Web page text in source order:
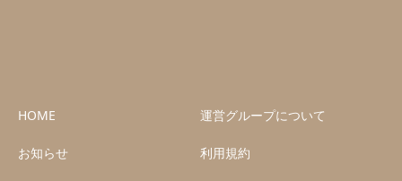
HOME
お知らせ
運営グループについて
利用規約